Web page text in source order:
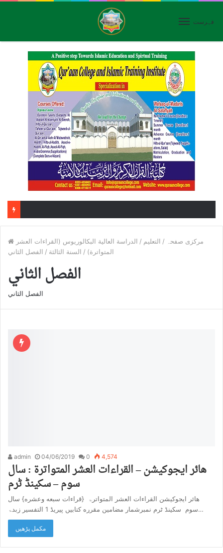
فہرست
مرکزی صفحہ / التعليم / الدراسة العالية البكالوريوس (القراءات العشر
المتواترة) / السنة الثالثة / الفصل الثاني
الفصل الثاني
الفصل الثاني
admin 04/06/2019 0 4,574
هائر ایجوکیشن – القراءات العشر المتواترۃ : سال
سوم – سکینڈ ٹرم
هائر ایجوکیشن القراءات العشر المتواترۃ {قراءات سبعه وعشره} سال
سوم سکینڈ ٹرم نمبرشمار مضامین مقرره کتابیں پیریڈ 1 التفسیر زبدۃ…
مکمل پڑھیں